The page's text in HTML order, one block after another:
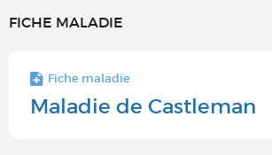
FICHE MALADIE
Fiche maladie
Maladie de Castleman